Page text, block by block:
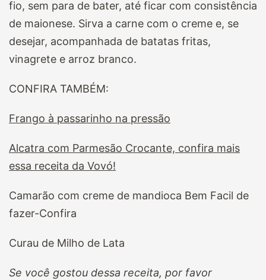
fio, sem para de bater, até ficar com consistência
de maionese. Sirva a carne com o creme e, se
desejar, acompanhada de batatas fritas,
vinagrete e arroz branco.
CONFIRA TAMBÉM:
Frango à passarinho na pressão
Alcatra com Parmesão Crocante, confira mais
essa receita da Vovó!
Camarão com creme de mandioca Bem Facil de
fazer-Confira
Curau de Milho de Lata
Se você gostou dessa receita, por favor